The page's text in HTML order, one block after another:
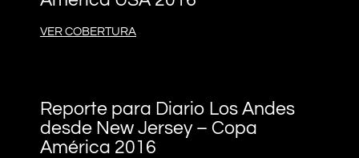
VER COBERTURA
Reporte para Diario Los Andes
desde New Jersey – Copa
América 2016